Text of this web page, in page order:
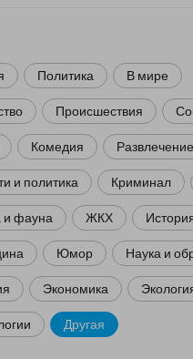
Политика В мире
Происшествия
Комедия Развлечение
и политика Криминал
фауна ЖКХ
Юмор Наука и
Экономика
Другая